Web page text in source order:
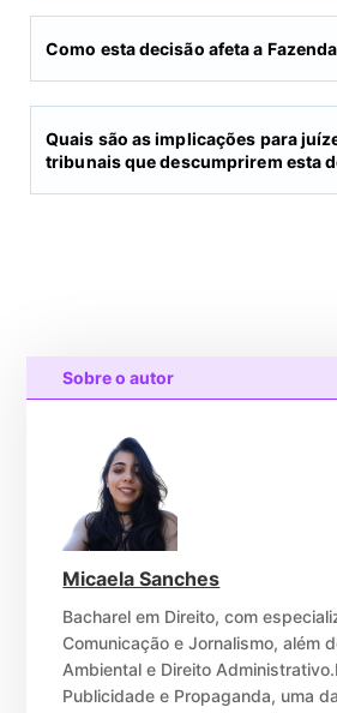
Como esta decisão afeta a
Quais são as implicações para
tribunais que descumprirem esta
Sobre o autor
Micaela Sanches
Bacharel em Direito, com
Comunicação e Jornalismo, além
Ambiental e Direito
Publicidade e Propaganda, uma